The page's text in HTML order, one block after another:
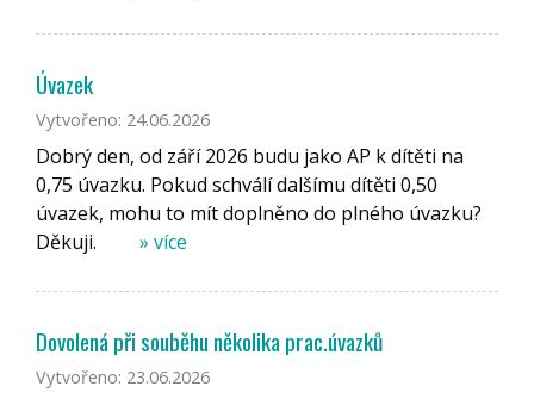
Úvazek
Vytvořeno: 24.06.2026
Dobrý den, od září 2026 budu jako AP k dítěti na
0,75 úvazku. Pokud schválí dalšímu dítěti 0,50
úvazek, mohu to mít doplněno do plného úvazku?
Děkuji.
» více
Dovolená při souběhu několika prac.úvazků
Vytvořeno: 23.06.2026